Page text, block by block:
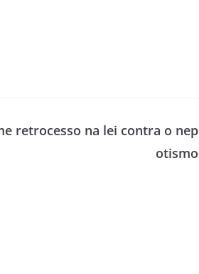
retrocesso na lei contra o nep
otismo